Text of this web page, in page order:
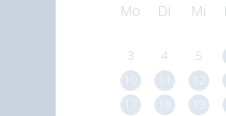
Mo Di Mi
3
4 5
10
11 12
17
18 19